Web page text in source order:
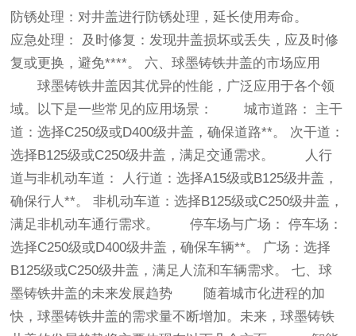
防锈处理：对井盖进行防锈处理，延长使用寿命。
应急处理： 及时修复：发现井盖损坏或丢失，应及时修
复或更换，避免****。 六、球墨铸铁井盖的市场应用
球墨铸铁井盖因其优异的性能，广泛应用于各个领
域。以下是一些常见的应用场景： 城市道路： 主干
道：选择C250级或D400级井盖，确保道路**。 次干道：
选择B125级或C250级井盖，满足交通需求。 人行
道与非机动车道： 人行道：选择A15级或B125级井盖，
确保行人**。 非机动车道：选择B125级或C250级井盖，
满足非机动车通行需求。 停车场与广场： 停车场：
选择C250级或D400级井盖，确保车辆**。 广场：选择
B125级或C250级井盖，满足人流和车辆需求。 七、球
墨铸铁井盖的未来发展趋势 随着城市化进程的加
快，球墨铸铁井盖的需求量不断增加。未来，球墨铸铁